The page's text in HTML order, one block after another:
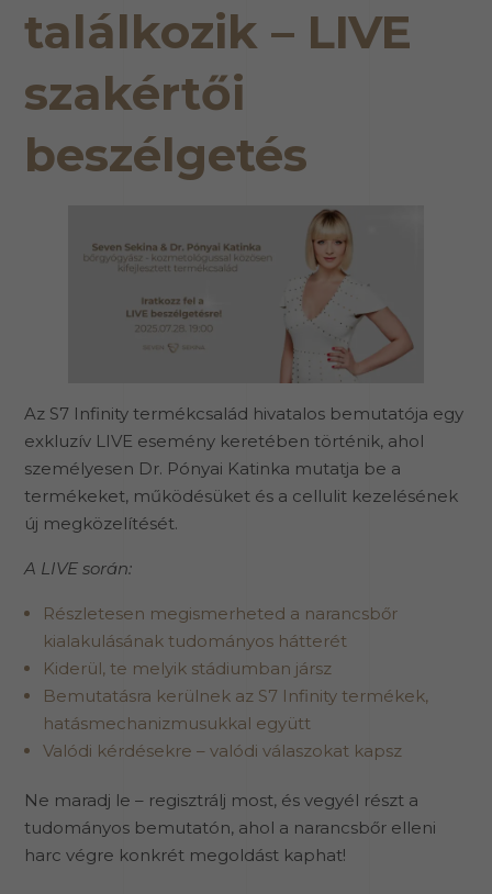
találkozik – LIVE
szakértői
beszélgetés
Az S7 Infinity termékcsalád hivatalos bemutatója egy
exkluzív LIVE esemény keretében történik, ahol
személyesen Dr. Pónyai Katinka mutatja be a
termékeket, működésüket és a cellulit kezelésének
új megközelítését.
A LIVE során:
Részletesen megismerheted a narancsbőr
kialakulásának tudományos hátterét
Kiderül, te melyik stádiumban jársz
Bemutatásra kerülnek az S7 Infinity termékek,
hatásmechanizmusukkal együtt
Valódi kérdésekre – valódi válaszokat kapsz
Ne maradj le – regisztrálj most, és vegyél részt a
tudományos bemutatón, ahol a narancsbőr elleni
harc végre konkrét megoldást kaphat!